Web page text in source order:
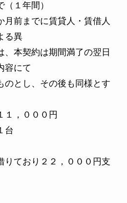
１年間）
前までに賃貸人・賃借人
る異
、本契約は期間満了の翌日
容にて
のとし、その後も同様とす
００円
ており２２，０００円支